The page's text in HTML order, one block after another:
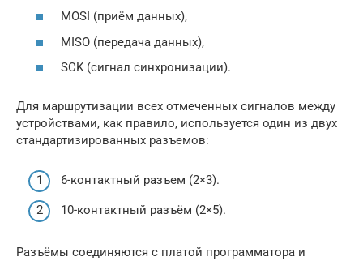
MOSI (приём данных),
MISO (передача данных),
SCK (сигнал синхронизации).
Для маршрутизации всех отмеченных сигналов между
устройствами, как правило, используется один из двух
стандартизированных разъемов:
6-контактный разъем (2×3).
10-контактный разъём (2×5).
Разъёмы соединяются с платой программатора и